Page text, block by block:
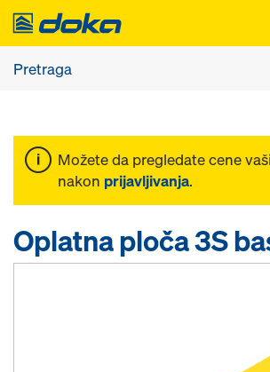
Možete da pregledate cene
nakon prijavljivanja.
Oplatna ploča 3S